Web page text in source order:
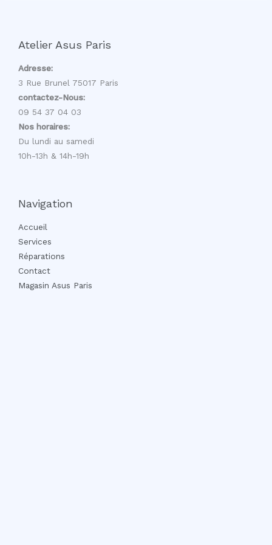
Atelier Asus Paris
Adresse:
3 Rue Brunel 75017 Paris
contactez-Nous:
09 54 37 04 03
Nos horaires:
Du lundi au samedi
10h-13h & 14h-19h
Navigation
Accueil
Services
Réparations
Contact
Magasin Asus Paris